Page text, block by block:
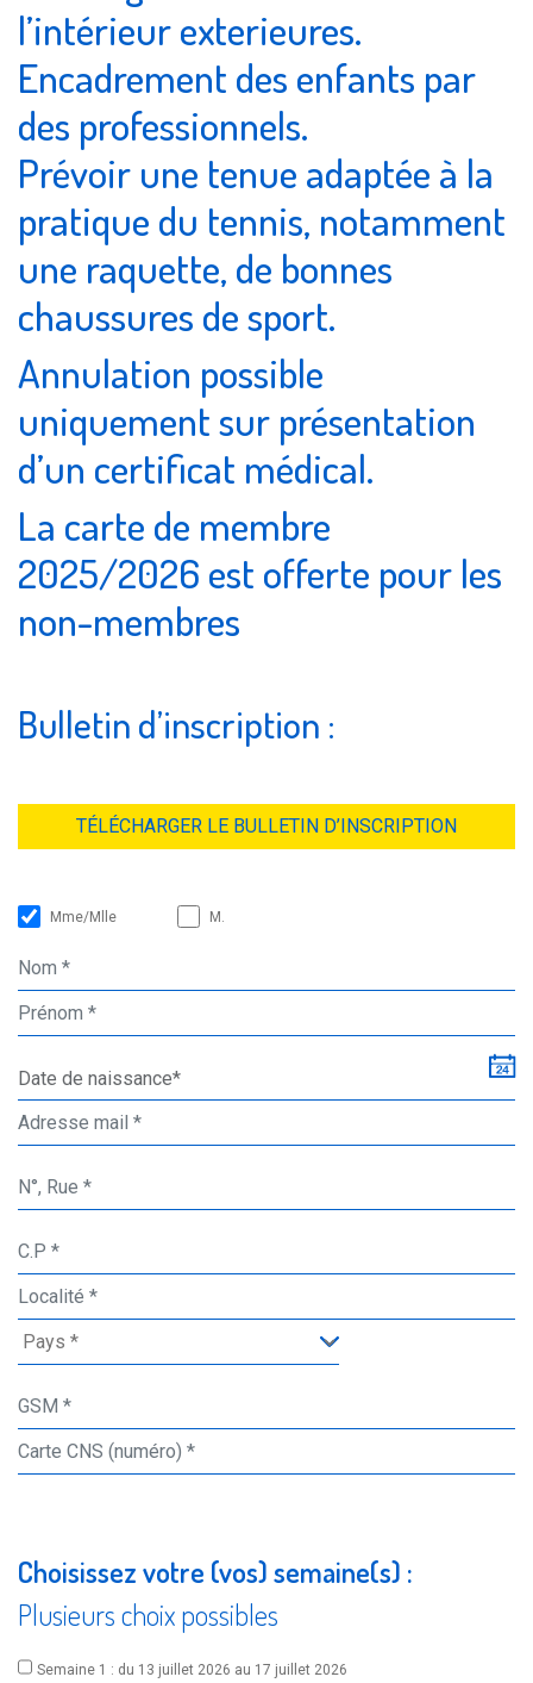
l’intérieur exterieures.
Encadrement des enfants par
des professionnels.
Prévoir une tenue adaptée à la
pratique du tennis, notamment
une raquette, de bonnes
chaussures de sport.
Annulation possible
uniquement sur présentation
d’un certificat médical.
La carte de membre
2025/2026 est offerte pour les
non-membres
Bulletin d’inscription :
TÉLÉCHARGER LE BULLETIN D’INSCRIPTION
Mme/Mlle M.
Date de naissance*
Choisissez votre (vos) semaine(s) :
Plusieurs choix possibles
Semaine 1 : du 13 juillet 2026 au 17 juillet 2026